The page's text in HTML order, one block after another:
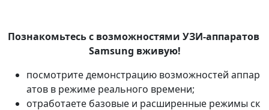
Познакомьтесь с возможностями УЗИ‑аппаратов
Samsung вживую!
посмотрите демонстрацию возможностей аппар
атов в режиме реального времени;
отработаете базовые и расширенные режимы ск